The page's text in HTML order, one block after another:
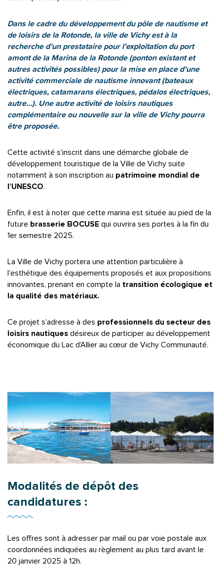
Dans le cadre du développement du pôle de nautisme et
de loisirs de la Rotonde, la ville de Vichy est à la
recherche d’un prestataire pour l’exploitation du port
amont de la Marina de la Rotonde (ponton existant et
autres activités possibles) pour la mise en place d’une
activité commerciale de nautisme innovant (bateaux
électriques, catamarans électriques, pédalos électriques,
autre…). Une autre activité de loisirs nautiques
complémentaire ou nouvelle sur la ville de Vichy pourra
être proposée.
Cette activité s’inscrit dans une démarche globale de
développement touristique de la Ville de Vichy suite
notamment à son inscription au patrimoine mondial de
l’UNESCO.
Enfin, il est à noter que cette marina est située au pied de la
future brasserie BOCUSE qui ouvrira ses portes à la fin du
1er semestre 2025.
La Ville de Vichy portera une attention particulière à
l’esthétique des équipements proposés et aux propositions
innovantes, prenant en compte la transition écologique et
la qualité des matériaux.
Ce projet s’adresse à des professionnels du secteur des
loisirs nautiques désireux de participer au développement
économique du Lac d’Allier au cœur de Vichy Communauté.
Modalités de dépôt des
candidatures :
Les offres sont à adresser par mail ou par voie postale aux
coordonnées indiquées au règlement au plus tard avant le
20 janvier 2025 à 12h.